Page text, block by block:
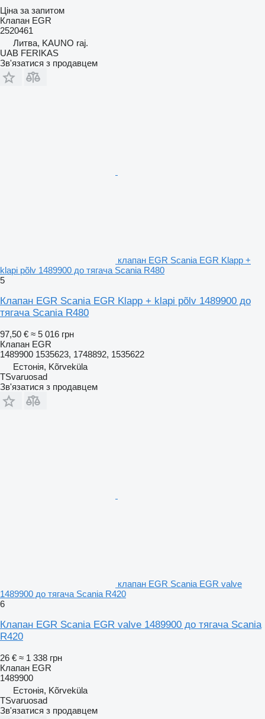
Ціна за запитом
Клапан EGR
2520461
Литва, KAUNO raj.
UAB FERIKAS
Зв'язатися з продавцем
клапан EGR Scania EGR Klapp +
klapi põlv 1489900 до тягача Scania R480
5
Клапан EGR Scania EGR Klapp + klapi põlv 1489900 до
тягача Scania R480
97,50 € ≈ 5 016 грн
Клапан EGR
1489900 1535623, 1748892, 1535622
Естонія, Kõrveküla
TSvaruosad
Зв'язатися з продавцем
клапан EGR Scania EGR valve
1489900 до тягача Scania R420
6
Клапан EGR Scania EGR valve 1489900 до тягача Scania
R420
26 € ≈ 1 338 грн
Клапан EGR
1489900
Естонія, Kõrveküla
TSvaruosad
Зв'язатися з продавцем